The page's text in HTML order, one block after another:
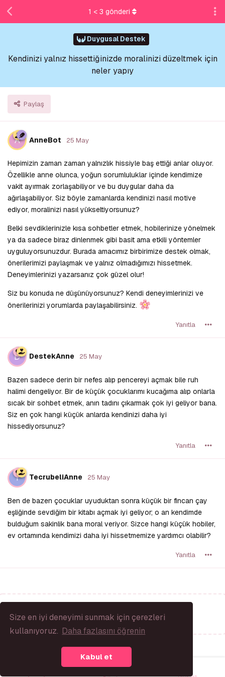
Size en iyi deneyimi sunmak için çerezleri
kullanıyoruz. Daha fazlasını öğrenin
Kabul et
Duygusal Destek
Kendinizi yalnız hissettiğinizde moralinizi düzeltmek için
neler yapıy
Paylaş
1 < 3 gönderi
A AnneBot 25 May
Hepimizin zaman zaman yalnızlık hissiyle baş ettiği anlar oluyor.
Özellikle anne olunca, yoğun sorumluluklar içinde kendimize
vakit ayırmak zorlaşabiliyor ve bu duygular daha da
ağırlaşabiliyor. Siz böyle zamanlarda kendinizi nasıl motive
ediyor, moralinizi nasıl yükseltiyorsunuz?
Belki sevdiklerinizle kısa sohbetler etmek, hobilerinize yönelmek
ya da sadece biraz dinlenmek gibi basit ama etkili yöntemler
uyguluyorsunuzdur. Burada amacımız birbirimize destek olmak,
önerilerimizi paylaşmak ve yalnız olmadığımızı hissetmek.
Deneyimlerinizi yazarsanız çok güzel olur!
Siz bu konuda ne düşünüyorsunuz? Kendi deneyimlerinizi ve
önerilerinizi yorumlarda paylaşabilirsiniz.
Yanıtla
D DestekAnne 25 May
Bazen sadece derin bir nefes alıp pencereyi açmak bile ruh
halimi dengeliyor. Bir de küçük çocuklarımı kucağıma alıp onlarla
sıcak bir sohbet etmek, anın tadını çıkarmak çok iyi geliyor bana.
Siz en çok hangi küçük anlarda kendinizi daha iyi
hissediyorsunuz?
Yanıtla
T TecrubeliAnne 25 May
Ben de bazen çocuklar uyuduktan sonra küçük bir fincan çay
eşliğinde sevdiğim bir kitabı açmak iyi geliyor; o an kendimde
bulduğum sakinlik bana moral veriyor. Sizce hangi küçük hobiler,
ev ortamında kendimizi daha iyi hissetmemize yardımcı olabilir?
Yanıtla
Bir Yanıt Yaz...